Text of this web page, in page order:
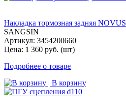
Накладка тормозная задняя NOVUS
SANGSIN
Артикул: 3454200660
Цена: 1 360 руб. (шт)
Подробнее о товаре
| В корзину